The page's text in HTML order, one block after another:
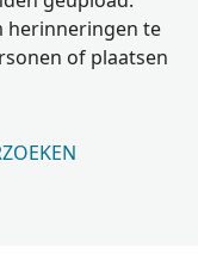
herinneringen te
of plaatsen